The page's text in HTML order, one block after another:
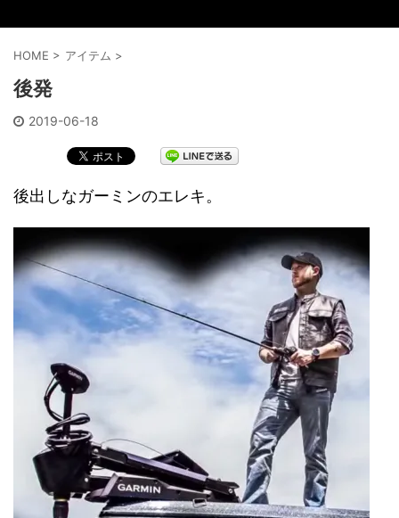
HOME > アイテム >
後発
2019-06-18
後出しなガーミンのエレキ。